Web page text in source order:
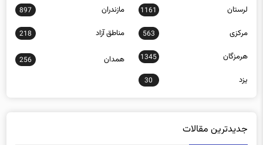
لرستان 1161 مازندران 897
مرکزی 563 مناطق آزاد 218
هرمزگان 1345 همدان 256
یزد 30
جدیدترین مقالات